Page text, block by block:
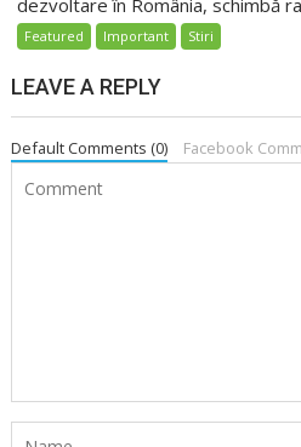
Featured Important Stiri
LEAVE A REPLY
Default Comments (0) Facebook